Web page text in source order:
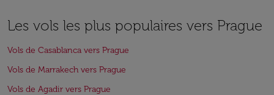
Les vols les plus populaires vers Prague
Vols de Casablanca vers Prague
Vols de Marrakech vers Prague
Vols de Agadir vers Prague